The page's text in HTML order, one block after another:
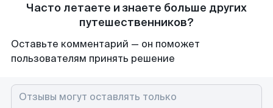
Часто летаете и знаете больше других
путешественников?
Оставьте комментарий — он поможет
пользователям принять решение